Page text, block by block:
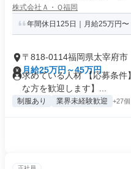
株式会社Ａ・Ｑ福岡
年間休日125日｜月給25万円
〒818-0114福岡県太宰府市
月給25万円～45万円
求めている人材 【応募条件
な方を歓迎します】...
制服あり 業界未経験歓迎 +27個